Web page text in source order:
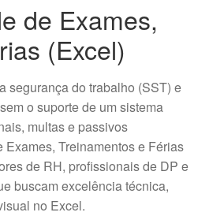
de Exames,
(Excel)
segurança do trabalho (SST) e
o suporte de um sistema
multas e passivos
Treinamentos e Férias
de RH, profissionais de DP e
buscam excelência técnica,
no Excel.